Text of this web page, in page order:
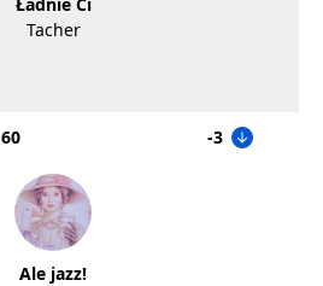
Tacher
60 -3
Ale jazz!